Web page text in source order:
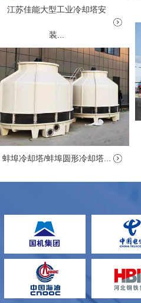
江苏佳能大型工业冷却塔安
装...
蚌埠冷却塔/蚌埠圆形冷却塔...